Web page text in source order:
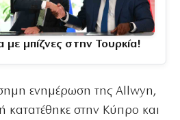
με μπίζνες στην Τουρκία!
ενημέρωση της Allwyn,
κατατέθηκε στην Κύπρο και